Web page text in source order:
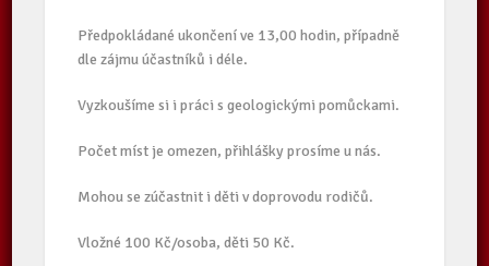
Předpokládané ukončení ve 13,00 hodin, případně
dle zájmu účastníků i déle.
Vyzkoušíme si i práci s geologickými pomůckami.
Počet míst je omezen, přihlášky prosíme u nás.
Mohou se zúčastnit i děti v doprovodu rodičů.
Vložné 100 Kč/osoba, děti 50 Kč.